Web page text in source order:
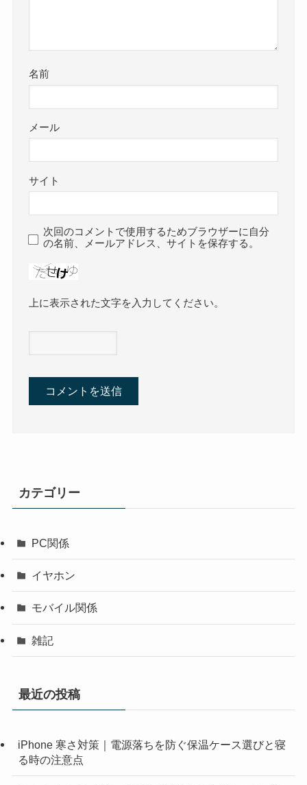
名前
メール
サイト
次回のコメントで使用するためブラウザーに自分
の名前、メールアドレス、サイトを保存する。
上に表示された文字を入力してください。
カテゴリー
PC関係
イヤホン
モバイル関係
雑記
最近の投稿
iPhone 寒さ対策｜電源落ちを防ぐ保温ケース選びと寝
る時の注意点